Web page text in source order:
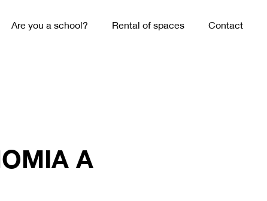
Are you a school? Rental of spaces Contact
A